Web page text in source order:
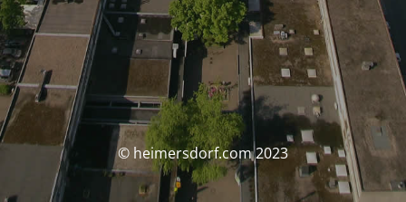
© heimersdorf.com 2023